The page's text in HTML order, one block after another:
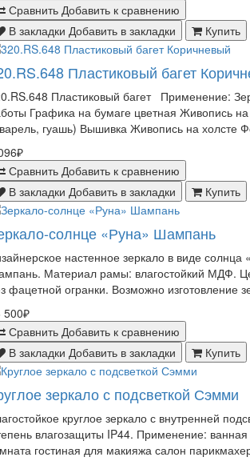
Сравнить Добавить к сравнению
В закладки Добавить в закладки Купить
Пластиковый багет
Пластиковый багет Применение:
Графика на бумаге цветная Живопись на
гуашь) Вышивка Живопись на холсте
Сравнить Добавить к сравнению
В закладки Добавить в закладки Купить
солнце «Руна» Шампань
настенное зеркало в виде солнца
Материал рамы: влагостойкий МДФ.
фацетной огранки. Возможно изготовление
500₽
Сравнить Добавить к сравнению
В закладки Добавить в закладки Купить
зеркало с подсветкой Сэмми
круглое зеркало с внутренней
влагозащиты IP44. Применение:
гостиная для макияжа салон